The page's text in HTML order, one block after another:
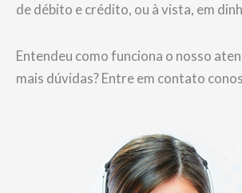
de débito e crédito, ou à vista, em
Entendeu como funciona o nosso
mais dúvidas? Entre em contato